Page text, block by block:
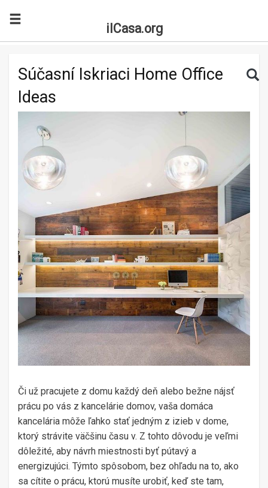
ilCasa.org
Search for:
Súčasní Iskriaci Home Office
Ideas
Či už pracujete z domu každý deň alebo bežne nájsť
prácu po vás z kancelárie domov, vaša domáca
kancelária môže ľahko stať jedným z izieb v dome,
ktorý strávite väčšinu času v. Z tohto dôvodu je veľmi
dôležité, aby návrh miestnosti byť pútavý a
energizujúci. Týmto spôsobom, bez ohľadu na to, ako
sa cítite o prácu, ktorú musíte urobiť, keď ste tam,